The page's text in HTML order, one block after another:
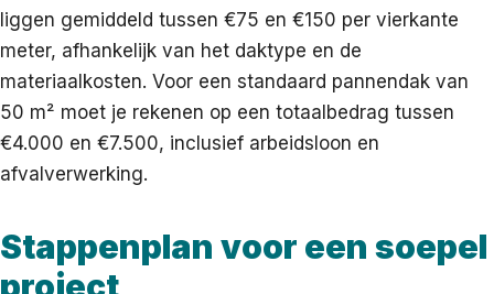
liggen gemiddeld tussen €75 en €150 per vierkante
meter, afhankelijk van het daktype en de
materiaalkosten. Voor een standaard pannendak van
50 m² moet je rekenen op een totaalbedrag tussen
€4.000 en €7.500, inclusief arbeidsloon en
afvalverwerking.
Stappenplan voor een soepel
project